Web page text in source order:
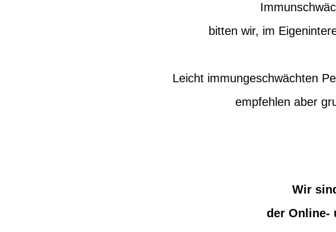
bitten wir, im
Leicht immungeschwächten
empfehlen aber
Wir
der Online-